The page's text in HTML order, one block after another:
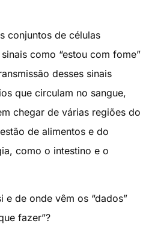
conjuntos de células
como “estou com fome”
desses sinais
que circulam no sangue,
chegar de várias regiões do
de alimentos e do
como o intestino e o
e de onde vêm os “dados”
fazer”?